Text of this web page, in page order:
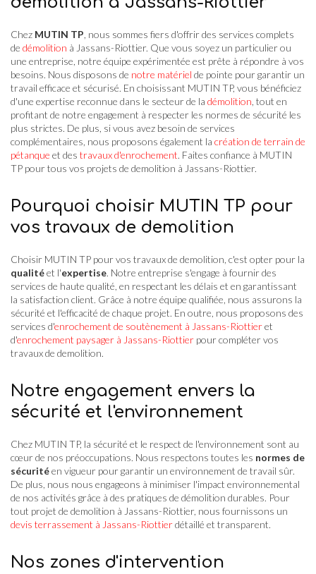
Chez MUTIN TP , nous sommes fiers d'offrir des services complets
de démolition à Jassans-Riottier. Que vous soyez un particulier ou
une entreprise, notre équipe expérimentée est prête à répondre à vos
besoins. Nous disposons de notre matériel de pointe pour garantir un
travail efficace et sécurisé. En choisissant MUTIN TP, vous bénéficiez
d'une expertise reconnue dans le secteur de la démolition , tout en
profitant de notre engagement à respecter les normes de sécurité les
plus strictes. De plus, si vous avez besoin de services
complémentaires, nous proposons également la création de terrain de
pétanque et des travaux d'enrochement. Faites confiance à MUTIN
TP pour tous vos projets de demolition à Jassans-Riottier.
Pourquoi choisir MUTIN TP pour
vos travaux de demolition
Choisir MUTIN TP pour vos travaux de demolition, c'est opter pour la
qualitéet l'expertise. Notre entreprise s'engage à fournir des
services de haute qualité, en respectant les délais et en garantissant
la satisfaction client. Grâce à notre équipe qualifiée, nous assurons la
sécurité et l'efficacité de chaque projet. En outre, nous proposons des
services d'enrochement de soutènement à Jassans-Riottieret
d'enrochement paysager à Jassans-Riottier pour compléter vos
travaux de demolition.
Notre engagement envers la
sécurité et l'environnement
Chez MUTIN TP, la sécurité et le respect de l'environnement sont au
cœur de nos préoccupations. Nous respectons toutes les normes de
sécuritéen vigueur pour garantir un environnement de travail sûr.
De plus, nous nous engageons à minimiser l'impact environnemental
de nos activités grâce à des pratiques de démolition durables. Pour
tout projet de demolition à Jassans-Riottier, nous fournissons un
devis terrassement à Jassans-Riottierdétaillé et transparent.
Nos zones d'intervention